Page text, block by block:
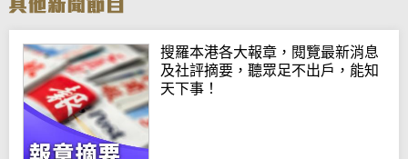
搜羅本港各大報章，閱覽最新消息
及社評摘要，聽眾足不出戶，能知
天下事！